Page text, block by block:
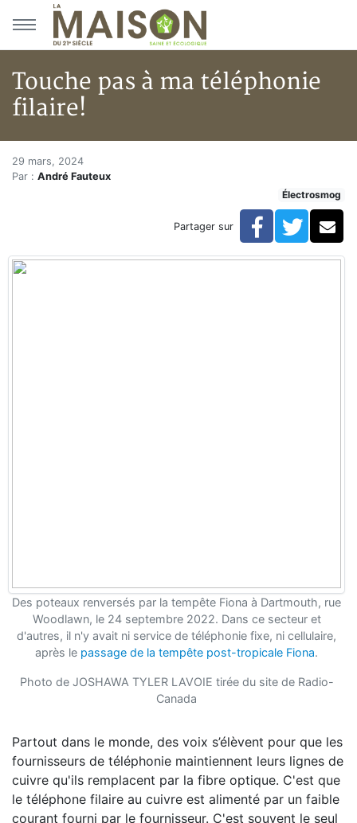
Aller au menu principal
Aller au contenu principal
Touche pas à ma téléphonie
filaire!
Accueil
Articles
Touche pas à ma téléphonie filaire!
Touche pas à ma téléphonie
29 mars, 2024
Par : André Fauteux
Électrosmog
Partager sur Facebook
Des poteaux renversés par la tempête Fiona à Dartmouth, rue
Woodlawn, le 24 septembre 2022. Dans ce secteur et
d'autres, il n'y avait ni service de téléphonie fixe, ni cellulaire,
après le passage de la tempête post-tropicale Fiona.
Photo de JOSHAWA TYLER LAVOIE tirée du site de Radio-
Canada
Partout dans le monde, des voix s’élèvent pour que les
fournisseurs de téléphonie maintiennent leurs lignes de
cuivre qu'ils remplacent par la fibre optique. C'est que
le téléphone filaire au cuivre est alimenté par un faible
courant fourni par le fournisseur. C'est souvent le seul